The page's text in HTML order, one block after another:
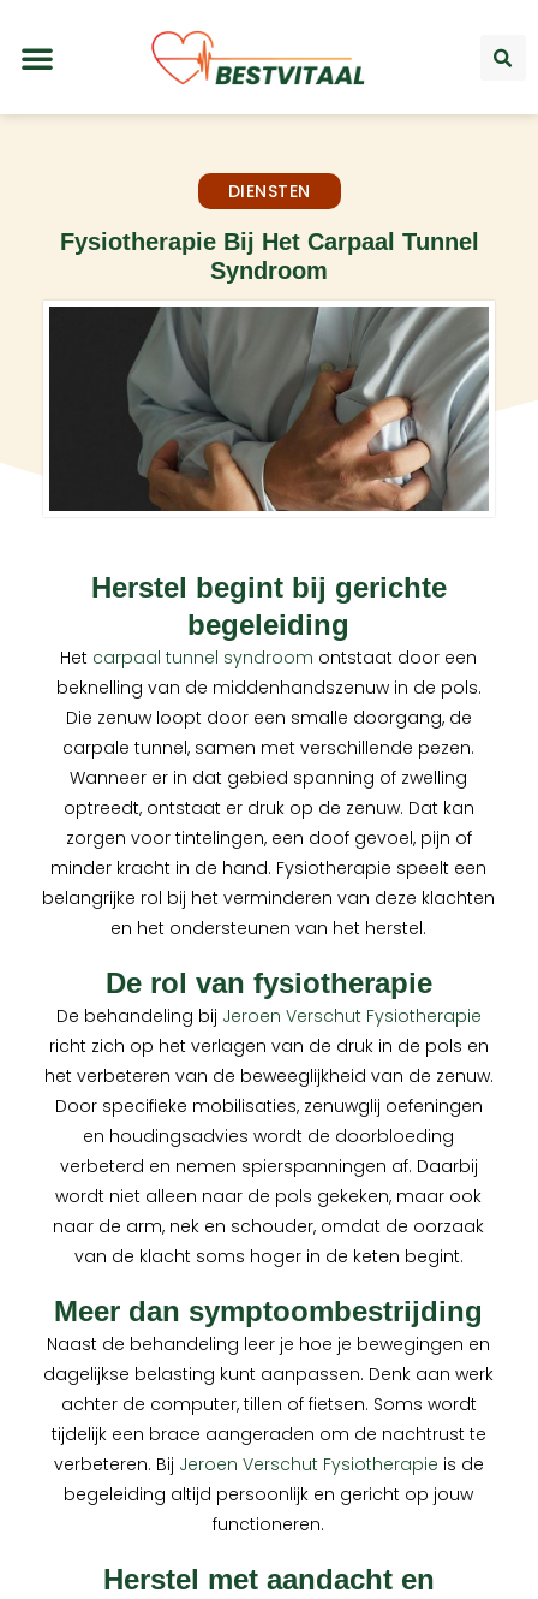
DIENSTEN
Fysiotherapie Bij Het Carpaal Tunnel
Syndroom
Herstel begint bij gerichte
begeleiding
Het carpaal tunnel syndroom ontstaat door een
beknelling van de middenhandszenuw in de pols.
Die zenuw loopt door een smalle doorgang, de
carpale tunnel, samen met verschillende pezen.
Wanneer er in dat gebied spanning of zwelling
optreedt, ontstaat er druk op de zenuw. Dat kan
zorgen voor tintelingen, een doof gevoel, pijn of
minder kracht in de hand. Fysiotherapie speelt een
belangrijke rol bij het verminderen van deze klachten
en het ondersteunen van het herstel.
De rol van fysiotherapie
De behandeling bij Jeroen Verschut Fysiotherapie
richt zich op het verlagen van de druk in de pols en
het verbeteren van de beweeglijkheid van de zenuw.
Door specifieke mobilisaties, zenuwglij oefeningen
en houdingsadvies wordt de doorbloeding
verbeterd en nemen spierspanningen af. Daarbij
wordt niet alleen naar de pols gekeken, maar ook
naar de arm, nek en schouder, omdat de oorzaak
van de klacht soms hoger in de keten begint.
Meer dan symptoombestrijding
Naast de behandeling leer je hoe je bewegingen en
dagelijkse belasting kunt aanpassen. Denk aan werk
achter de computer, tillen of fietsen. Soms wordt
tijdelijk een brace aangeraden om de nachtrust te
verbeteren. Bij Jeroen Verschut Fysiotherapie is de
begeleiding altijd persoonlijk en gericht op jouw
functioneren.
Herstel met aandacht en